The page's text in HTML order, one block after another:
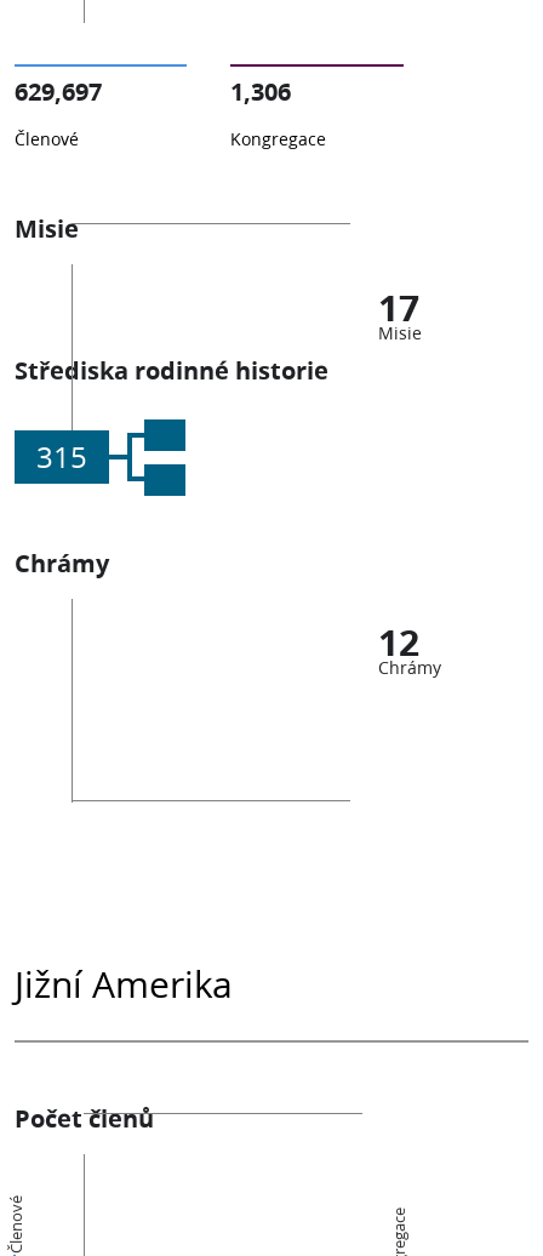
629,697
Členové
1,306
Kongregace
Misie
17
Misie
Střediska rodinné historie
315
Chrámy
12
Chrámy
Jižní Amerika
Počet členů
Členové